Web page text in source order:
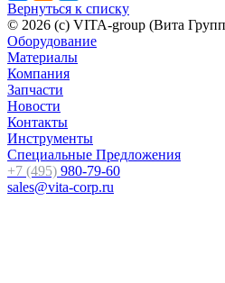
Вернуться к списку
© 2026 (c) VITA-group (Вита
Оборудование
Материалы
Компания
Запчасти
Новости
Контакты
Инструменты
Специальные Предложения
+7 (495) 980-79-60
sales@vita-corp.ru